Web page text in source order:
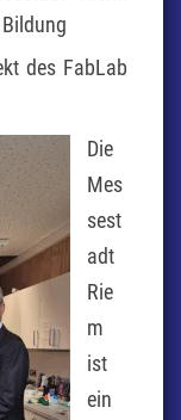
des FabLab
Die
Mes
sest
adt
Rie
m
ist
ein